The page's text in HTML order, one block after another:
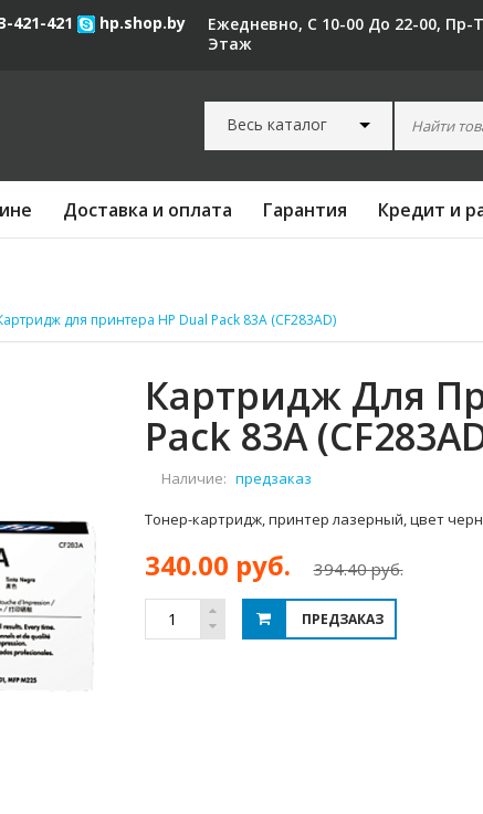
421-421 hp.shop.by
Ежедневно, С 10-00 До 22-00, Пр-
Этаж
Весь каталог
Доставка и оплата Гарантия Кредит и
для принтера HP Dual Pack 83A (CF283AD)
Картридж Для
Pack 83A
Наличие: предзаказ
Тонер-картридж, принтер лазерный, цвет
340.00 руб. 394.40 руб.
ПРЕДЗАКАЗ